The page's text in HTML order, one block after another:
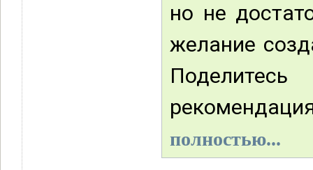
но не
желание
полностью...